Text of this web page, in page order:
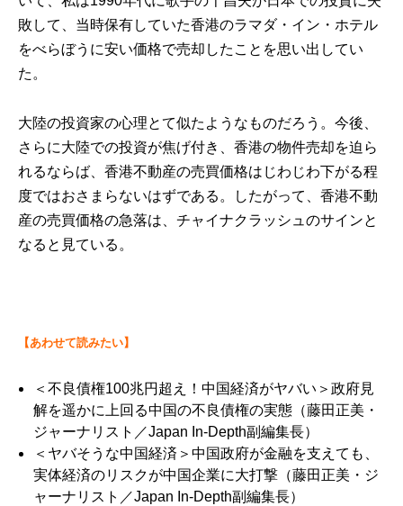
敗して、当時保有していた香港のラマダ・イン・ホテル
をべらぼうに安い価格で売却したことを思い出してい
た。
大陸の投資家の心理とて似たようなものだろう。今後、
さらに大陸での投資が焦げ付き、香港の物件売却を迫ら
れるならば、香港不動産の売買価格はじわじわ下がる程
度ではおさまらないはずである。したがって、香港不動
産の売買価格の急落は、チャイナクラッシュのサインと
なると見ている。
【あわせて読みたい】
＜不良債権100兆円超え！中国経済がヤバい＞政府見
解を遥かに上回る中国の不良債権の実態 （藤田正美・
ジャーナリスト／Japan In-Depth副編集長）
＜ヤバそうな中国経済＞中国政府が金融を支えても、
実体経済のリスクが中国企業に大打撃 （藤田正美・ジ
ャーナリスト／Japan In-Depth副編集長）